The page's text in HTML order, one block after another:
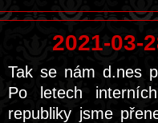
2021-03-
Tak se nám d.nes
Po letech
republiky jsme